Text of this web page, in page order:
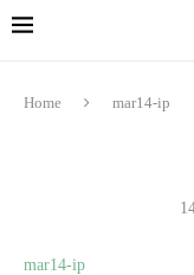
Home mar14-ip
mar14-ip